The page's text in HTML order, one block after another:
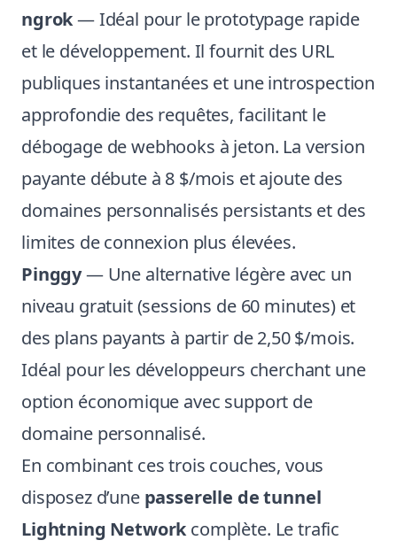
ngrok— Idéal pour le prototypage rapide
et le développement. Il fournit des URL
publiques instantanées et une introspection
approfondie des requêtes, facilitant le
débogage de webhooks à jeton. La version
payante débute à 8 $/mois et ajoute des
domaines personnalisés persistants et des
limites de connexion plus élevées.
Pinggy— Une alternative légère avec un
niveau gratuit (sessions de 60 minutes) et
des plans payants à partir de 2,50 $/mois.
Idéal pour les développeurs cherchant une
option économique avec support de
domaine personnalisé.
En combinant ces trois couches, vous
disposez d’une passerelle de tunnel
Lightning Network complète. Le trafic